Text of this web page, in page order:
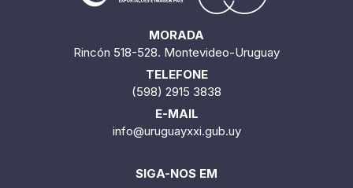
MORADA
Rincón 518-528. Montevideo-Uruguay
TELEFONE
(598) 2915 3838
E-MAIL
info@uruguayxxi.gub.uy
SIGA-NOS EM